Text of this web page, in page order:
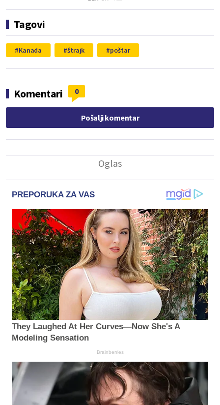
Tagovi
Kanada štrajk poštar
Komentari 0
Pošalji komentar
PREPORUKA ZA VAS
They Laughed At Her Curves—Now She's A
Modeling Sensation
Brainberries